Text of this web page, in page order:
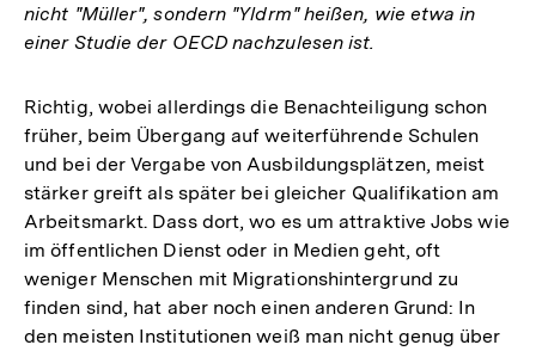
nicht "Müller", sondern "Yldrm" heißen, wie etwa in
einer Studie der OECD nachzulesen ist.
Richtig, wobei allerdings die Benachteiligung schon
früher, beim Übergang auf weiterführende Schulen
und bei der Vergabe von Ausbildungsplätzen, meist
stärker greift als später bei gleicher Qualifikation am
Arbeitsmarkt. Dass dort, wo es um attraktive Jobs wie
im öffentlichen Dienst oder in Medien geht, oft
weniger Menschen mit Migrationshintergrund zu
finden sind, hat aber noch einen anderen Grund: In
den meisten Institutionen weiß man nicht genug über